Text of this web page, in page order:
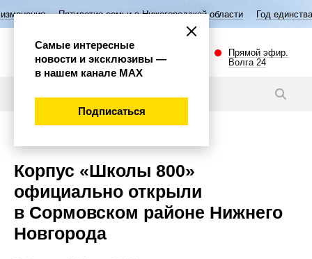
семьи в Нижегородской области Год единства народов России
Прямой эфир.
Волга 24
Корпус «Школы 800»
официально открыли
в Сормовском районе Нижнего
Новгорода
Самые интересные
новости и эксклюзивы —
в нашем канале МАХ
Подписаться